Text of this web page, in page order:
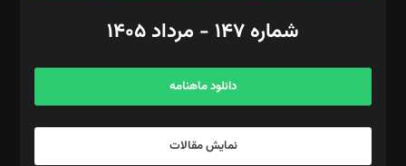
آگهی و مشترکین: ۰۹۱۹۹۹۹۰۴۵۴
شماره ۱۴۷ - مرداد ۱۴۰۵
دانلود ماهنامه
نمایش مقالات